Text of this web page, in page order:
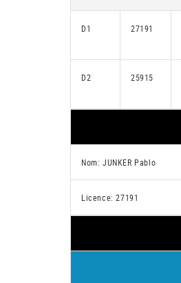
D1 27191
D2 25915
Nom: JUNKER Pablo
Licence: 27191